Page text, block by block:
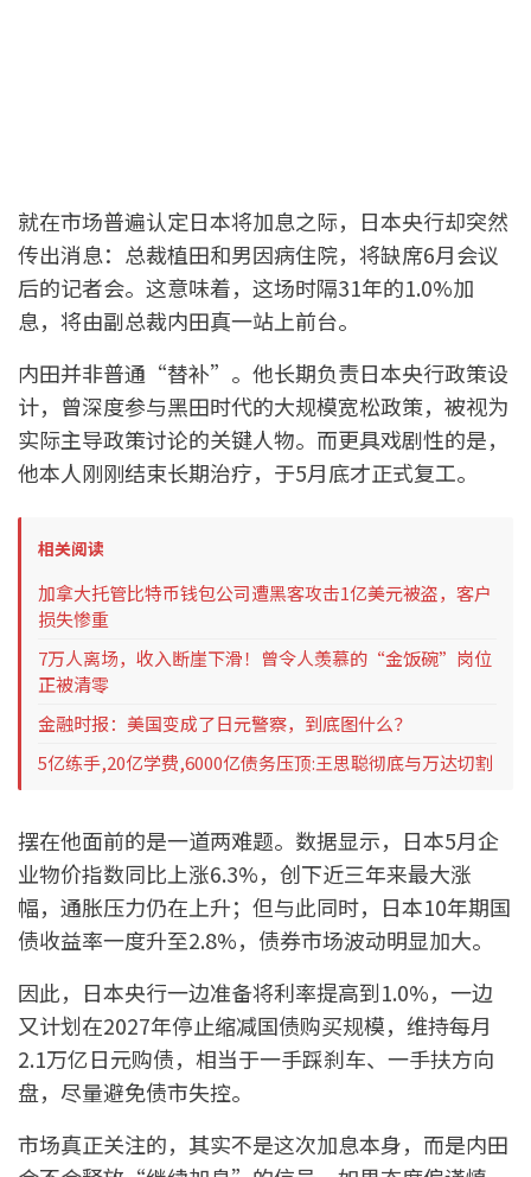
就在市场普遍认定日本将加息之际，日本央行却突然
传出消息：总裁植田和男因病住院，将缺席6月会议
后的记者会。这意味着，这场时隔31年的1.0%加
息，将由副总裁内田真一站上前台。
内田并非普通“替补”。他长期负责日本央行政策设
计，曾深度参与黑田时代的大规模宽松政策，被视为
实际主导政策讨论的关键人物。而更具戏剧性的是，
他本人刚刚结束长期治疗，于5月底才正式复工。
相关阅读
加拿大托管比特币钱包公司遭黑客攻击1亿美元被盗，客户
损失惨重
7万人离场，收入断崖下滑！曾令人羡慕的“金饭碗”岗位
正被清零
金融时报：美国变成了日元警察，到底图什么？
5亿练手,20亿学费,6000亿债务压顶:王思聪彻底与万达切割
摆在他面前的是一道两难题。数据显示，日本5月企
业物价指数同比上涨6.3%，创下近三年来最大涨
幅，通胀压力仍在上升；但与此同时，日本10年期国
债收益率一度升至2.8%，债券市场波动明显加大。
因此，日本央行一边准备将利率提高到1.0%，一边
又计划在2027年停止缩减国债购买规模，维持每月
2.1万亿日元购债，相当于一手踩刹车、一手扶方向
盘，尽量避免债市失控。
市场真正关注的，其实不是这次加息本身，而是内田